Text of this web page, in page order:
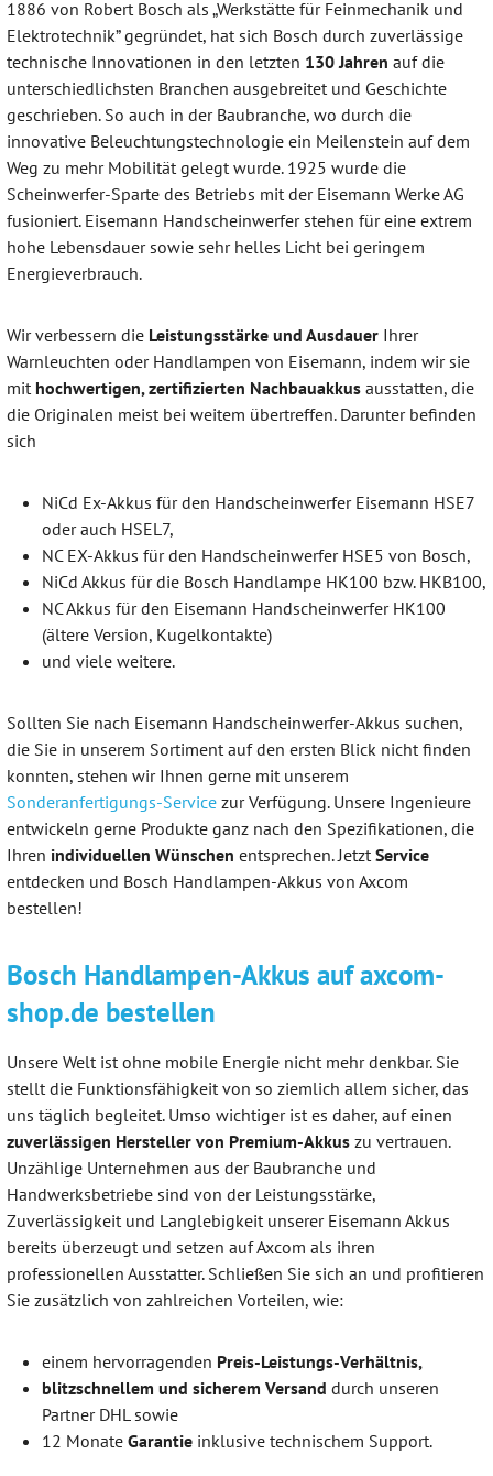
1886 von Robert Bosch als „Werkstätte für Feinmechanik und
Elektrotechnik” gegründet, hat sich Bosch durch zuverlässige
technische Innovationen in den letzten 130 Jahren auf die
unterschiedlichsten Branchen ausgebreitet und Geschichte
geschrieben. So auch in der Baubranche, wo durch die
innovative Beleuchtungstechnologie ein Meilenstein auf dem
Weg zu mehr Mobilität gelegt wurde. 1925 wurde die
Scheinwerfer-Sparte des Betriebs mit der Eisemann Werke AG
fusioniert. Eisemann Handscheinwerfer stehen für eine extrem
hohe Lebensdauer sowie sehr helles Licht bei geringem
Energieverbrauch.
Wir verbessern die Leistungsstärke und Ausdauer Ihrer
Warnleuchten oder Handlampen von Eisemann, indem wir sie
mit hochwertigen, zertifizierten Nachbauakkus ausstatten, die
die Originalen meist bei weitem übertreffen. Darunter befinden
sich
NiCd Ex-Akkus für den Handscheinwerfer Eisemann HSE7
oder auch HSEL7,
NC EX-Akkus für den Handscheinwerfer HSE5 von Bosch,
NiCd Akkus für die Bosch Handlampe HK100 bzw. HKB100,
NC Akkus für den Eisemann Handscheinwerfer HK100
(ältere Version, Kugelkontakte)
und viele weitere.
Sollten Sie nach Eisemann Handscheinwerfer-Akkus suchen,
die Sie in unserem Sortiment auf den ersten Blick nicht finden
konnten, stehen wir Ihnen gerne mit unserem
Sonderanfertigungs-Service zur Verfügung. Unsere Ingenieure
entwickeln gerne Produkte ganz nach den Spezifikationen, die
Ihren individuellen Wünschen entsprechen. Jetzt Service
entdecken und Bosch Handlampen-Akkus von Axcom
bestellen!
Bosch Handlampen-Akkus auf axcom-
shop.de bestellen
Unsere Welt ist ohne mobile Energie nicht mehr denkbar. Sie
stellt die Funktionsfähigkeit von so ziemlich allem sicher, das
uns täglich begleitet. Umso wichtiger ist es daher, auf einen
zuverlässigen Hersteller von Premium-Akkus zu vertrauen.
Unzählige Unternehmen aus der Baubranche und
Handwerksbetriebe sind von der Leistungsstärke,
Zuverlässigkeit und Langlebigkeit unserer Eisemann Akkus
bereits überzeugt und setzen auf Axcom als ihren
professionellen Ausstatter. Schließen Sie sich an und profitieren
Sie zusätzlich von zahlreichen Vorteilen, wie:
einem hervorragenden Preis-Leistungs-Verhältnis,
blitzschnellem und sicherem Versand durch unseren
Partner DHL sowie
12 Monate Garantie inklusive technischem Support.